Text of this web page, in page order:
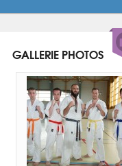
GALLERIE PHOTOS